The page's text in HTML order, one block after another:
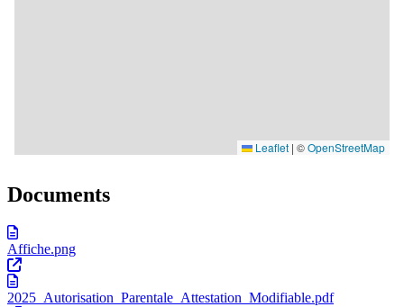
Documents
Affiche.png
2025_Autorisation_Parentale_Attestation_Modifiable.pdf